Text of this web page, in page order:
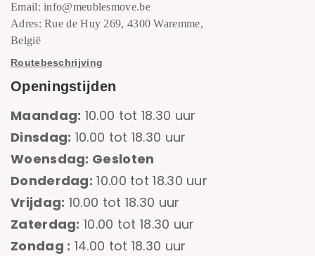
Email: info@meublesmove.be
Adres: Rue de Huy 269, 4300 Waremme,
België
Routebeschrijving
Openingstijden
Maandag: 10.00 tot 18.30 uur
Dinsdag: 10.00 tot 18.30 uur
Woensdag: Gesloten
Donderdag: 10.00 tot 18.30 uur
Vrijdag: 10.00 tot 18.30 uur
Zaterdag: 10.00 tot 18.30 uur
Zondag : 14.00 tot 18.30 uur